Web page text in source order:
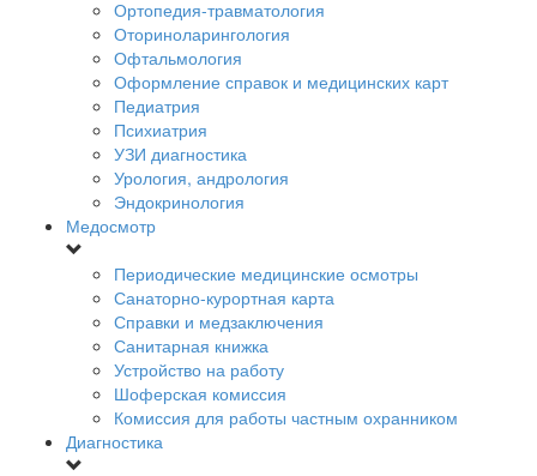
Ортопедия-травматология
Оториноларингология
Офтальмология
Оформление справок и медицинских карт
Педиатрия
Психиатрия
УЗИ диагностика
Урология, андрология
Эндокринология
Медосмотр
Периодические медицинские осмотры
Санаторно-курортная карта
Справки и медзаключения
Санитарная книжка
Устройство на работу
Шоферская комиссия
Комиссия для работы частным охранником
Диагностика